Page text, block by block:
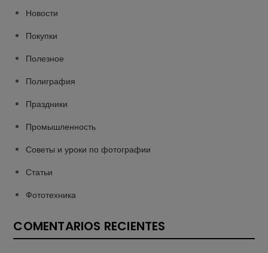
Новости
Покупки
Полезное
Полиграфия
Праздники
Промышленность
Советы и уроки по фотографии
Статьи
Фототехника
COMENTARIOS RECIENTES